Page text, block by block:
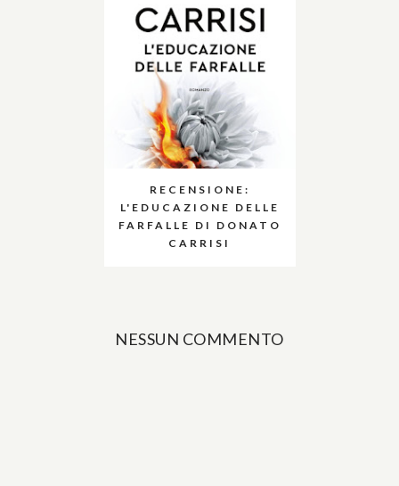
RECENSIONE:
L'EDUCAZIONE DELLE
FARFALLE DI DONATO
CARRISI
NESSUN COMMENTO